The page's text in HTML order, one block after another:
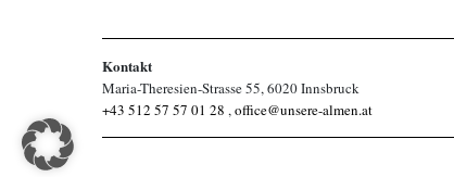
Kontakt
Maria-Theresien-Strasse 55, 6020 Innsbruck
+43 512 57 57 01 28 ,office@unsere-almen.at